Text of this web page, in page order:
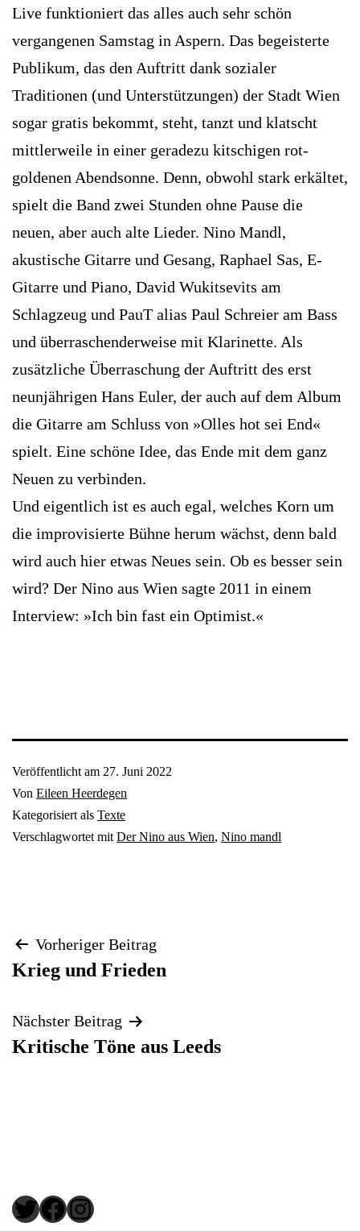
Live funktioniert das alles auch sehr schön
vergangenen Samstag in Aspern. Das begeisterte
Publikum, das den Auftritt dank sozialer
Traditionen (und Unterstützungen) der Stadt Wien
sogar gratis bekommt, steht, tanzt und klatscht
mittlerweile in einer geradezu kitschigen rot-
goldenen Abendsonne. Denn, obwohl stark erkältet,
spielt die Band zwei Stunden ohne Pause die
neuen, aber auch alte Lieder. Nino Mandl,
akustische Gitarre und Gesang, Raphael Sas, E-
Gitarre und Piano, David Wukitsevits am
Schlagzeug und PauT alias Paul Schreier am Bass
und überraschenderweise mit Klarinette. Als
zusätzliche Überraschung der Auftritt des erst
neunjährigen Hans Euler, der auch auf dem Album
die Gitarre am Schluss von »Olles hot sei End«
spielt. Eine schöne Idee, das Ende mit dem ganz
Neuen zu verbinden.
Und eigentlich ist es auch egal, welches Korn um
die improvisierte Bühne herum wächst, denn bald
wird auch hier etwas Neues sein. Ob es besser sein
wird? Der Nino aus Wien sagte 2011 in einem
Interview: »Ich bin fast ein Optimist.«
Veröffentlicht am 27. Juni 2022
Von Eileen Heerdegen
Kategorisiert als Texte
Verschlagwortet mit Der Nino aus Wien, Nino mandl
Beitragsnavigation
Vorheriger Beitrag
Krieg und Frieden
Nächster Beitrag
Kritische Töne aus Leeds
Twitter
Facebook
Instagram